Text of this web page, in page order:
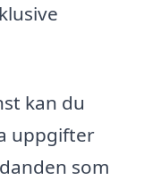
kan du
uppgifter
som